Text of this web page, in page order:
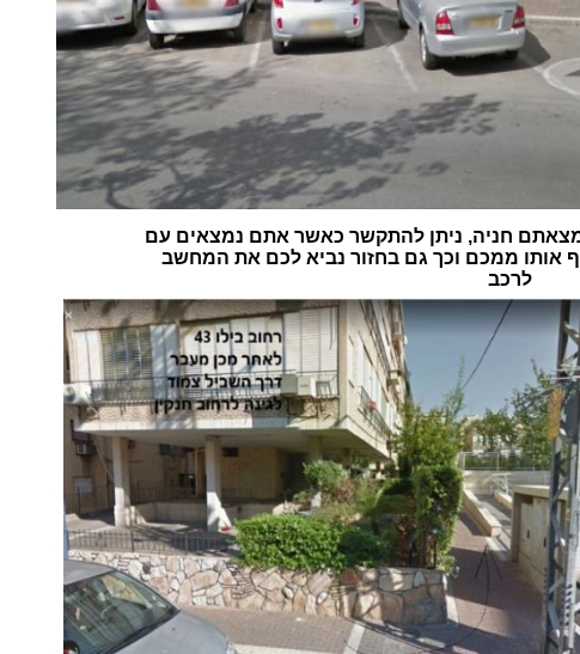
חניה, ניתן להתקשר כאשר אתם נמצאים עם
אותו ממכם וכך גם בחזור נביא לכם את המחשב
לרכב